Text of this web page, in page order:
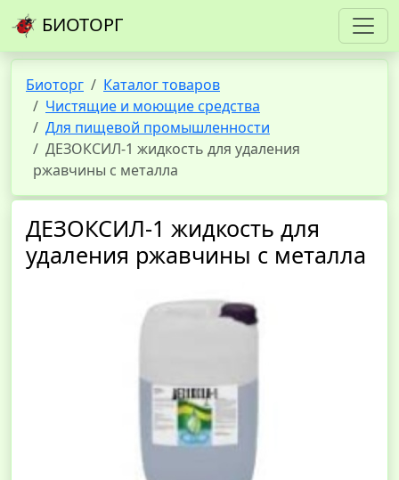
БИОТОРГ
Биоторг
Каталог товаров
Чистящие и моющие средства
Для пищевой промышленности
ДЕЗОКСИЛ-1 жидкость для удаления
ржавчины с металла
ДЕЗОКСИЛ-1 жидкость для
удаления ржавчины с металла